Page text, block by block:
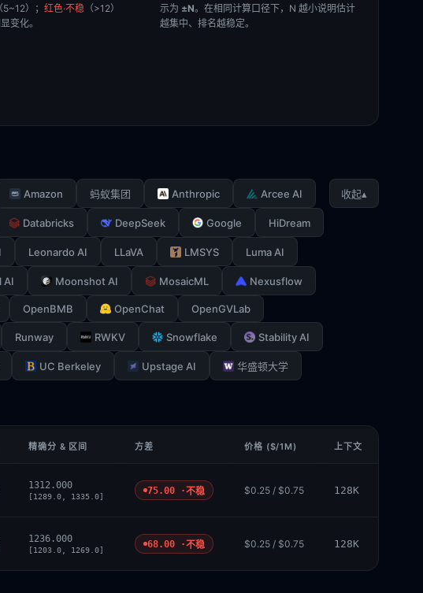
（5~12）； 红色·不稳 （>12）
变化。
示为 ±N。在相同计算口径下，N 越小说明估计
越集中、排名越稳定。
Amazon 蚂蚁集团 Anthropic Arcee AI
Databricks DeepSeek Google HiDream
Leonardo AI LLaVA LMSYS Luma AI
AI Moonshot AI MosaicML Nexusflow
OpenBMB OpenChat OpenGVLab
Runway RWKV Snowflake Stability AI
UC Berkeley Upstage AI 华盛顿大学
收起▴
精确分 & 区间 方差 价格 ($/1M) 上下文
1312.000
[1289.0, 1335.0]
75.00 ·不稳 $0.25 / $0.75 128K
1236.000
[1203.0, 1269.0]
68.00 ·不稳 $0.25 / $0.75 128K